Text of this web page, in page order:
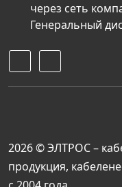
через сеть
Генеральный
2026 © ЭЛТРОС –
продукция,